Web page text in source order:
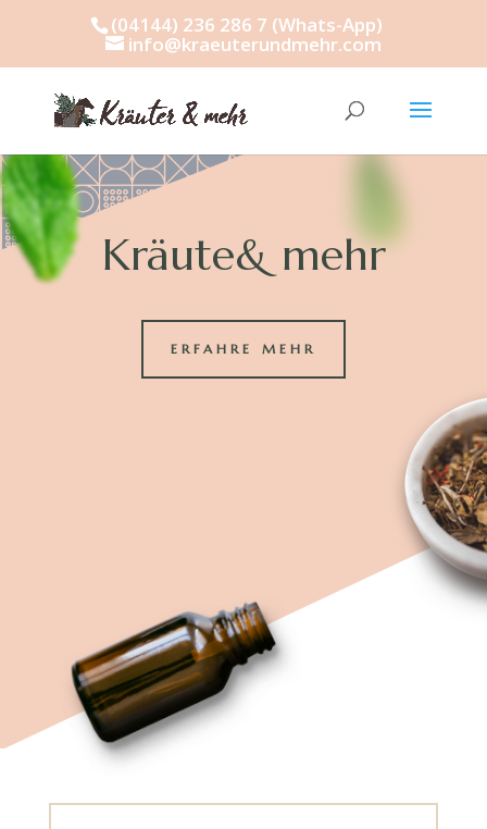
(04144) 236 286 7 (Whats-App)
info@kraeuterundmehr.com
Kräute& mehr
ERFAHRE MEHR